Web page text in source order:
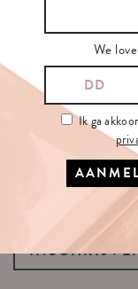
SCHRIJF JE
JE E-MAILADRES:
Ik ga akkoord met de
We
Ik ga